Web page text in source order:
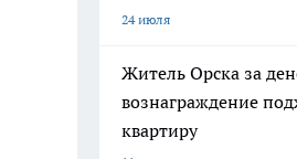
24 июля
Житель Орска за
вознаграждение
квартиру